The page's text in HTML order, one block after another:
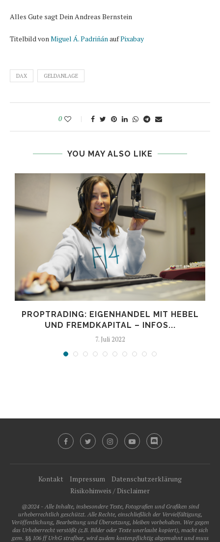
Alles Gute sagt Dein Andreas Bernstein
Titelbild vonMiguel Á. PadriñánaufPixabay
DAX GELDANLAGE
0
YOU MAY ALSO LIKE
PROPTRADING: EIGENHANDEL MIT HEBEL
UND FREMDKAPITAL – INFOS...
7. Juli 2022
Kontakt Impressum
Datenschutzerklärung
Risikohinweis / Disclaimer
@2024 - Alle Inhalte, insbesondere Texte, Fotografien und Grafiken sind
urheberrechtlich geschützt. Alle Rechte, einschließlich der Vervielfältigung,
Veröffentlichung, Bearbeitung und Übersetzung, bleiben vorbehalten. Wer gegen
das Urheberrecht verstößt (z.B. Bilder oder Texte unerlaubt kopiert), macht sich
gem. §§ 106 ff UrhG strafbar, wird zudem kostenpflichtig abgemahnt und muss